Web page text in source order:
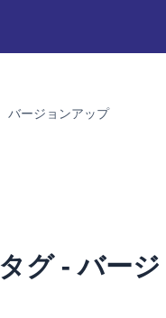
バージョンアップ
タグ - バー